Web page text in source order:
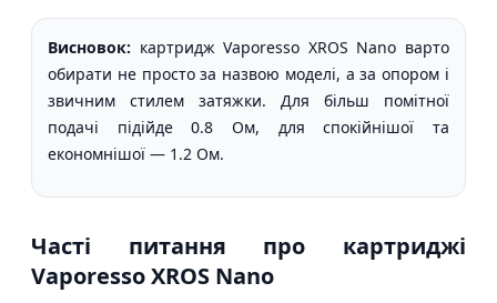
Висновок: картридж Vaporesso XROS Nano варто
обирати не просто за назвою моделі, а за опором і
звичним стилем затяжки. Для більш помітної
подачі підійде 0.8 Ом, для спокійнішої та
економнішої — 1.2 Ом.
Часті питання про картриджі
Vaporesso XROS Nano